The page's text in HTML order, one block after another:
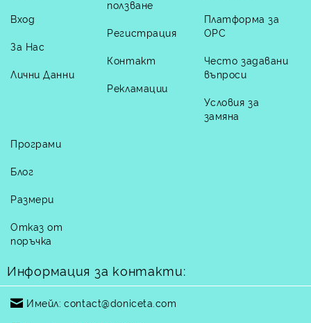
Вход
За Нас
Лични Данни
ползване
Регистрация
Контакт
Рекламации
Платформа за
ОРС
Често задавани
въпроси
Условия за
замяна
Програми
Блог
Размери
Отказ от
поръчка
Информация за контакти:
Имейл: contact@doniceta.com